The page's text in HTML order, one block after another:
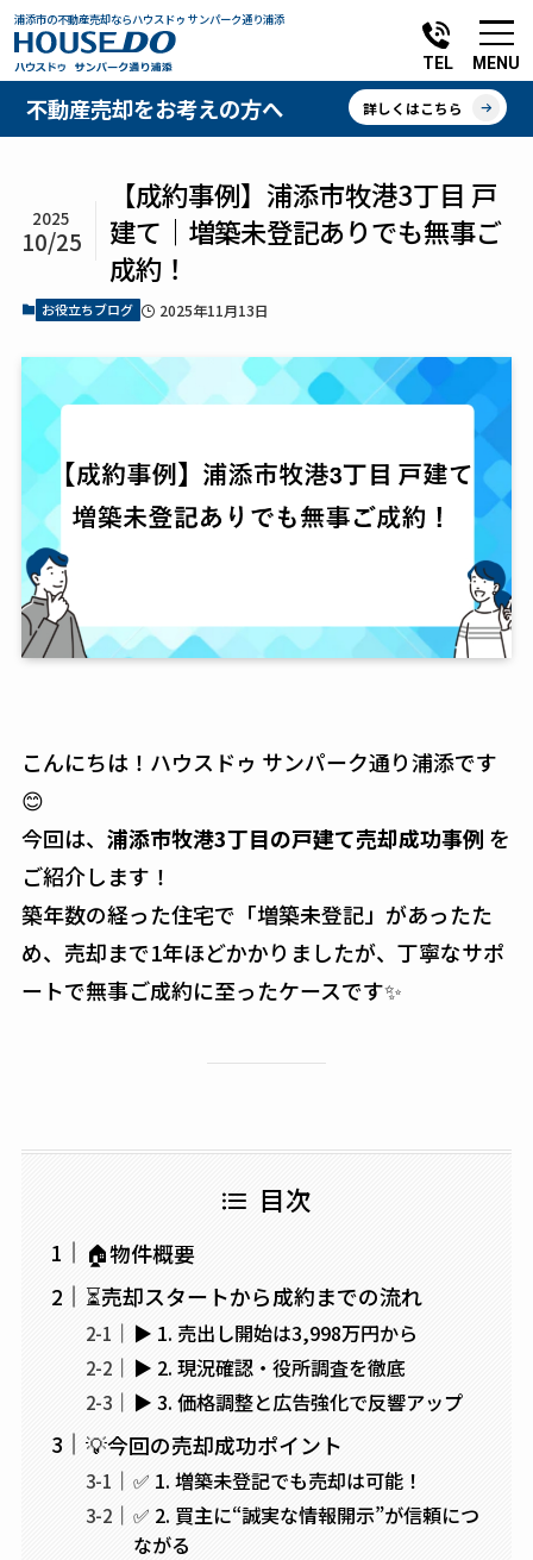
浦添市の不動産売却ならハウスドゥ サンパーク通り浦添
TEL
不動産売却をお考えの方へ 詳しくはこちら
MENU
【成約事例】浦添市牧港3丁目 戸
建て｜増築未登記ありでも無事ご
成約！
2025
10/25
お役立ちブログ 2025年11月13日
こんにちは！ハウスドゥ サンパーク通り浦添です
😊
今回は、 浦添市牧港3丁目の戸建て売却成功事例 を
ご紹介します！
築年数の経った住宅で「増築未登記」があったた
め、売却まで1年ほどかかりましたが、丁寧なサポ
ートで無事ご成約に至ったケースです✨
目次
🏠物件概要
⏳売却スタートから成約までの流れ
▶ 1. 売出し開始は3,998万円から
▶ 2. 現況確認・役所調査を徹底
▶ 3. 価格調整と広告強化で反響アップ
💡今回の売却成功ポイント
✅ 1. 増築未登記でも売却は可能！
✅ 2. 買主に“誠実な情報開示”が信頼につ
ながる